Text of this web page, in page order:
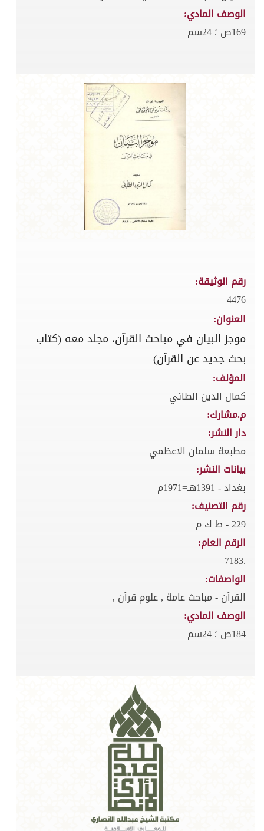
الوصف المادي:
169ص ؛ 24سم
رقم الوثيقة:
4476
العنوان:
موجز البيان في مباحث القرآن، مجلد معه (كتاب
بحث جديد عن القرآن)
المؤلف:
كمال الدين الطائي
م.مشارك:
دار النشر:
مطبعة سلمان الاعظمي
بيانات النشر:
بغداد - 1391هـ=1971م
رقم التصنيف:
229 - ط ك م
الرقم العام:
.7183
الواصفات:
القرآن - مباحث عامة , علوم قرآن ,
الوصف المادي:
184ص ؛ 24سم